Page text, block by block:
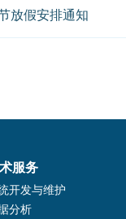
放假安排通知
服务
开发与维护
分析